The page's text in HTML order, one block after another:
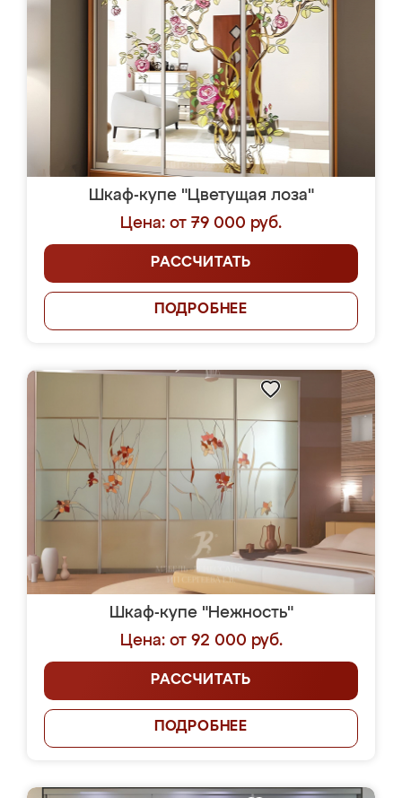
Шкаф-купе "Цветущая лоза"
Цена: от 79 000 руб.
РАССЧИТАТЬ
ПОДРОБНЕЕ
Шкаф-купе "Нежность"
Цена: от 92 000 руб.
РАССЧИТАТЬ
ПОДРОБНЕЕ